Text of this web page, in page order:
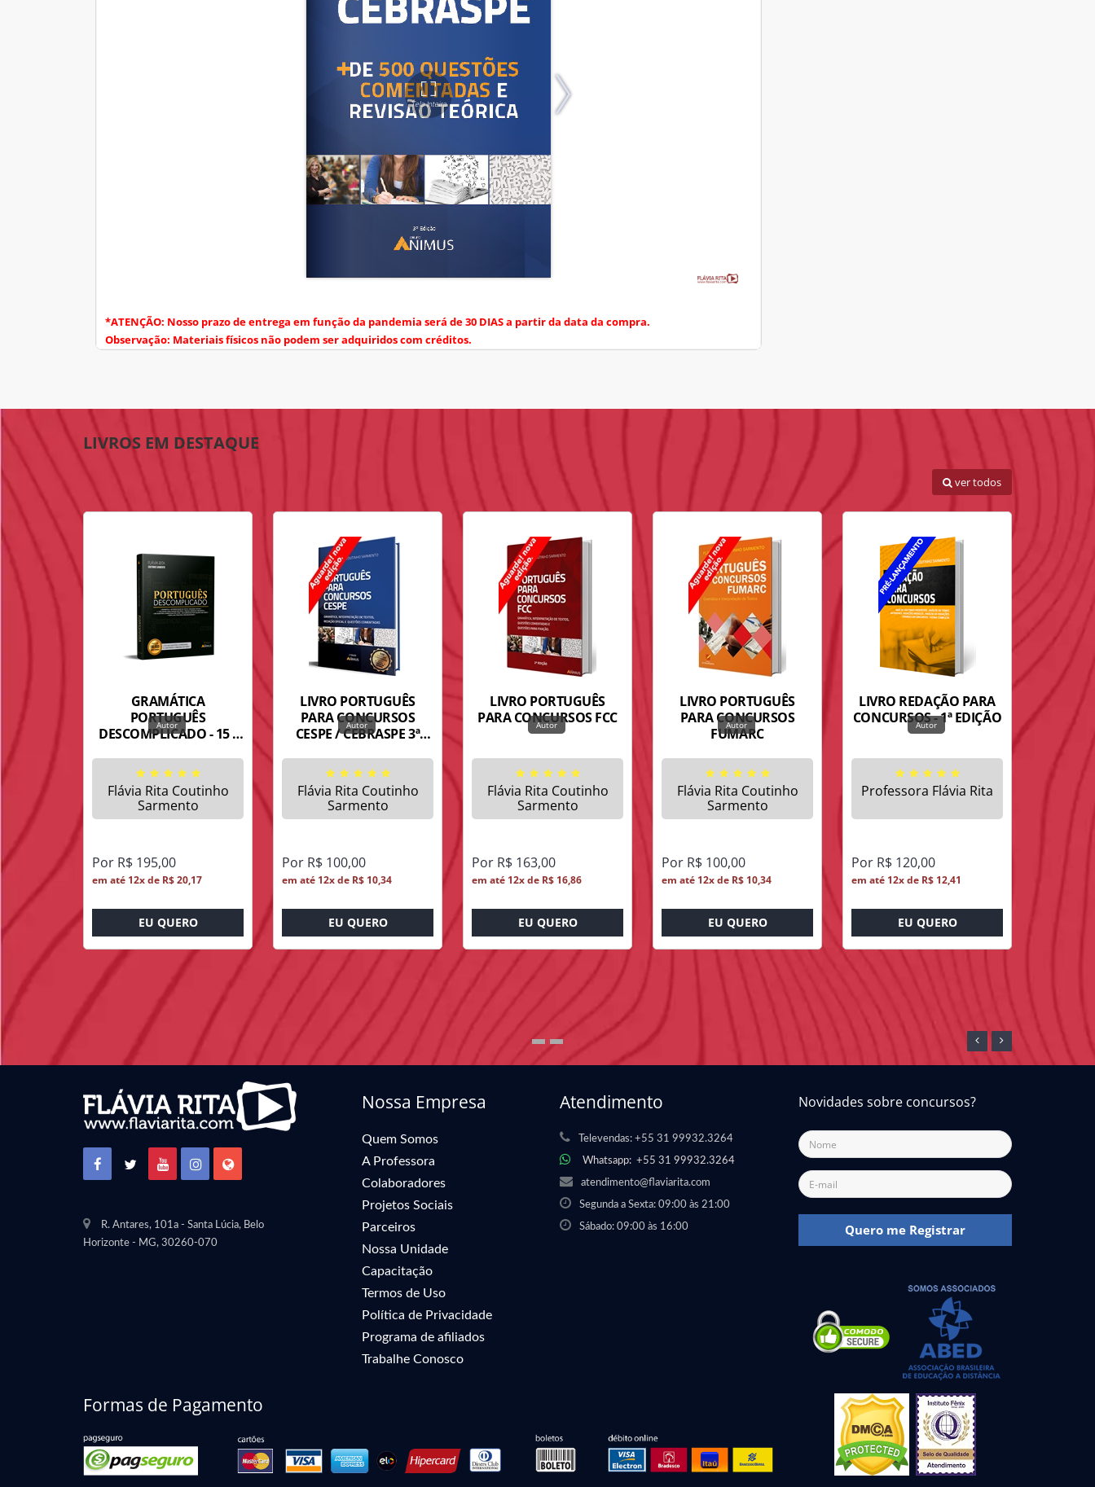
*ATENÇÃO: Nosso prazo de entrega em função da pandemia será de 30 DIAS a partir da data da compra.
Observação: Materiais físicos não podem ser adquiridos com créditos.
LIVROS EM DESTAQUE
ver todos
GRAMÁTICA
PORTUGUÊS
DESCOMPLICADO - 15 ª
Flávia Rita Coutinho
Sarmento
Por R$ 195,00
em até 12x de R$ 20,17
EU QUERO
LIVRO PORTUGUÊS
PARA CONCURSOS
CESPE / CEBRASPE 3ª
Flávia Rita Coutinho
Sarmento
Por R$ 100,00
em até 12x de R$ 10,34
EU QUERO
LIVRO PORTUGUÊS
PARA CONCURSOS FCC
Flávia Rita Coutinho
Sarmento
Por R$ 163,00
em até 12x de R$ 16,86
EU QUERO
LIVRO PORTUGUÊS
PARA CONCURSOS
FUMARC
Flávia Rita Coutinho
Sarmento
Por R$ 100,00
em até 12x de R$ 10,34
EU QUERO
LIVRO REDAÇÃO PARA
CONCURSOS - 1ª EDIÇÃO
Professora Flávia Rita
Por R$ 120,00
em até 12x de R$ 12,41
EU QUERO
LIVRO
R. Antares, 101a - Santa Lúcia, Belo
Horizonte - MG, 30260-070
Nossa Empresa
Quem Somos
A Professora
Colaboradores
Projetos Sociais
Parceiros
Nossa Unidade
Capacitação
Termos de Uso
Política de Privacidade
Programa de afiliados
Trabalhe Conosco
Atendimento
Televendas: +55 31 99932.3264
Whatsapp: +55 31 99932.3264
atendimento@flaviarita.com
Segunda a Sexta: 09:00 às 21:00
Sábado: 09:00 às 16:00
Formas de Pagamento
Novidades sobre concursos?
Quero me Registrar